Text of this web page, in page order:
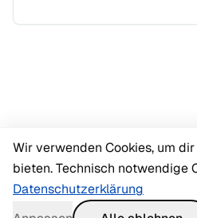
Wir verwenden Cookies, um
bieten. Technisch notwendige
Datenschutzerklärung